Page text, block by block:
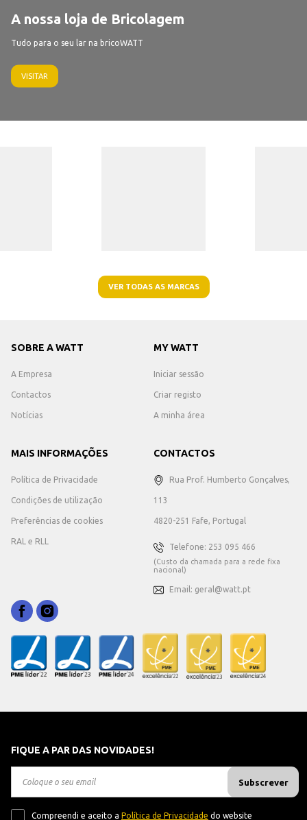
A nossa loja de Bricolagem
Tudo para o seu lar na bricoWATT
VISITAR
VER TODAS AS MARCAS
SOBRE A WATT
A Empresa
Contactos
Notícias
MY WATT
Iniciar sessão
Criar registo
A minha área
MAIS INFORMAÇÕES
Política de Privacidade
Condições de utilização
Preferências de cookies
RAL e RLL
CONTACTOS
Rua Prof. Humberto Gonçalves,
113
4820-251 Fafe, Portugal
Telefone: 253 095 466
(Custo da chamada para a rede fixa
nacional)
Email: geral@watt.pt
FIQUE A PAR DAS NOVIDADES!
Subscrever
Compreendi e aceito a Política de Privacidade do website